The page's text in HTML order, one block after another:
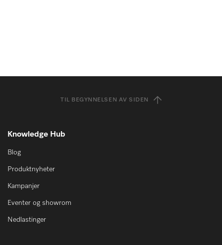
TIL BEGYNNELSEN AV SIDEN
Knowledge Hub
Blog
Produktnyheter
Kampanjer
Eventer og showrom
Nedlastinger